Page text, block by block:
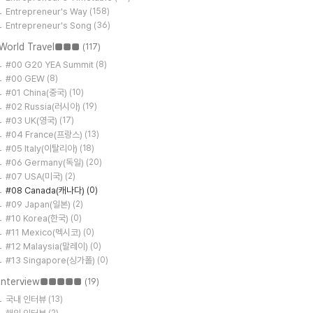
Entrepreneur's Way (158)
Entrepreneur's Song (36)
Travel■■■ (117)
#00 G20 YEA Summit (8)
#00 GEW (8)
#01 China(중국) (10)
#02 Russia(러시아) (19)
#03 UK(영국) (17)
#04 France(프랑스) (13)
#05 Italy(이탈리아) (18)
#06 Germany(독일) (20)
#07 USA(미국) (2)
#08 Canada(캐나다) (0)
#09 Japan(일본) (2)
#10 Korea(한국) (0)
#11 Mexico(멕시코) (0)
#12 Malaysia(말레이) (0)
#13 Singapore(싱가폴) (0)
(19)
국내 인터뷰 (13)